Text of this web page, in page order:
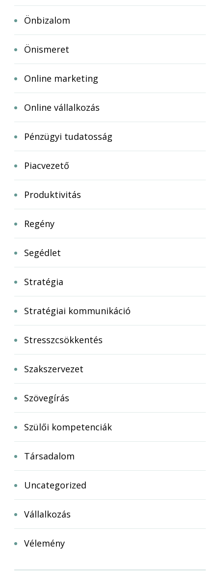
Önbizalom
Önismeret
Online marketing
Online vállalkozás
Pénzügyi tudatosság
Piacvezető
Produktivitás
Regény
Segédlet
Stratégia
Stratégiai kommunikáció
Stresszcsökkentés
Szakszervezet
Szövegírás
Szülői kompetenciák
Társadalom
Uncategorized
Vállalkozás
Vélemény